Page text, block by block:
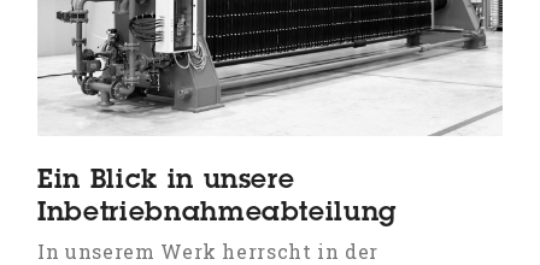
Ein Blick in unsere
Inbetriebnahmeabteilung
In unserem Werk herrscht in der